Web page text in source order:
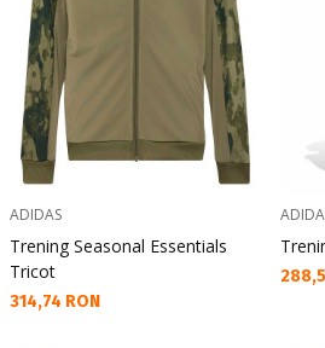
ADIDAS
Trening Seasonal Essentials
Tricot
Текуща цена:
314,74 RON